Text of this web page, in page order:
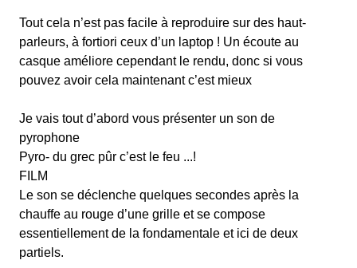
Tout cela n’est pas facile à reproduire sur des haut-
parleurs, à fortiori ceux d’un laptop ! Un écoute au
casque améliore cependant le rendu, donc si vous
pouvez avoir cela maintenant c’est mieux
Je vais tout d’abord vous présenter un son de
pyrophone
Pyro- du grec pûr c’est le feu ...!
FILM
Le son se déclenche quelques secondes après la
chauffe au rouge d’une grille et se compose
essentiellement de la fondamentale et ici de deux
partiels.